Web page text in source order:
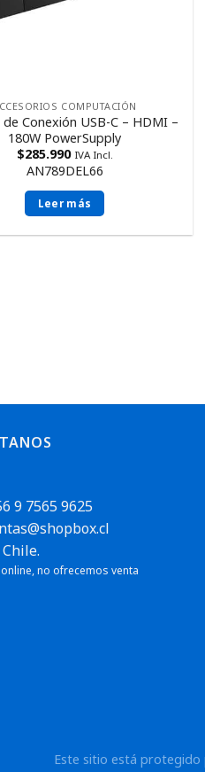
COMPUTACIÓN
de Conexión USB-C – HDMI –
180W PowerSupply
$285.990 IVA Incl.
AN789DEL66
Leer más
9 7565 9625
no ofrecemos venta
Este sitio está protegido